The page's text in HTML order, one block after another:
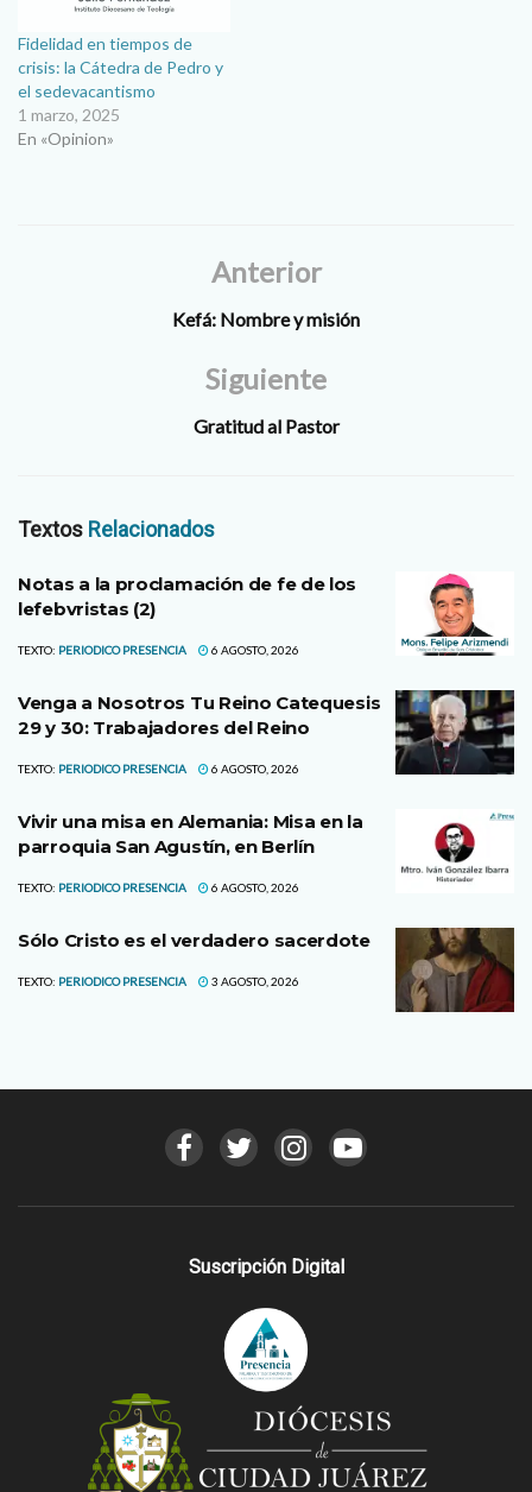
Fidelidad en tiempos de
crisis: la Cátedra de Pedro y
el sedevacantismo
1 marzo, 2025
En «Opinion»
Anterior
Kefá: Nombre y misión
Siguiente
Gratitud al Pastor
Textos Relacionados
Notas a la proclamación de fe de los
lefebvristas (2)
TEXTO: PERIODICO PRESENCIA 6 AGOSTO, 2026
Venga a Nosotros Tu Reino Catequesis
29 y 30: Trabajadores del Reino
TEXTO: PERIODICO PRESENCIA 6 AGOSTO, 2026
Vivir una misa en Alemania: Misa en la
parroquia San Agustín, en Berlín
TEXTO: PERIODICO PRESENCIA 6 AGOSTO, 2026
Sólo Cristo es el verdadero sacerdote
TEXTO: PERIODICO PRESENCIA 3 AGOSTO, 2026
Suscripción Digital